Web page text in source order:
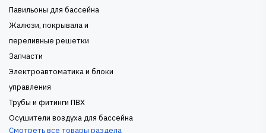
Павильоны для бассейна
Жалюзи, покрывала и
переливные решетки
Запчасти
Электроавтоматика и блоки
управления
Трубы и фитинги ПВХ
Осушители воздуха для бассейна
Смотреть все товары раздела